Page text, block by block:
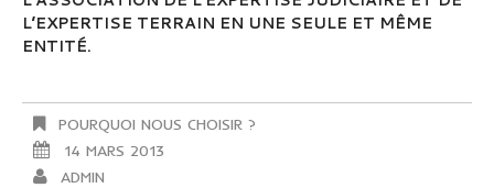
L’EXPERTISE TERRAIN EN UNE SEULE ET MÊME
ENTITÉ.
POURQUOI NOUS CHOISIR ?
14 MARS 2013
ADMIN